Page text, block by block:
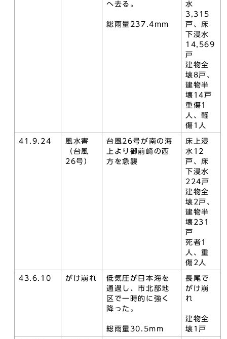
へ去る。
総雨量237.4mm
水
3,315
戸、床
下浸水
14,569
戸
建物全
壊8戸、
建物半
壊14戸
重傷1
人、軽
傷1人
41.9.24
風水害
（台風
26号）
台風26号が南の海
上より御前崎の西
方を急襲
床上浸
水12
戸、床
下浸水
224戸
建物全
壊2戸、
建物半
壊231
戸
死者1
人、重
傷2人
43.6.10 がけ崩れ
低気圧が日本海を
通過し、市北部地
区で一時的に強く
降った。
総雨量30.5mm
長尾で
がけ崩
れ
建物全
壊1戸